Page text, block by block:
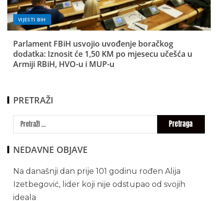
VIJESTI BIH
Parlament FBiH usvojio uvođenje boračkog
dodatka: Iznosit će 1,50 KM po mjesecu učešća u
Armiji RBiH, HVO-u i MUP-u
PRETRAŽI
NEDAVNE OBJAVE
Na današnji dan prije 101 godinu rođen Alija
Izetbegović, lider koji nije odstupao od svojih
ideala